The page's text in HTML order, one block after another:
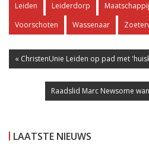
Leiden Leiderdorp Maatschappij
Voorschoten
Wassenaar
« ChristenUnie Leiden op pad met
Raadslid Marc Newsome
LAATSTE NIEUWS